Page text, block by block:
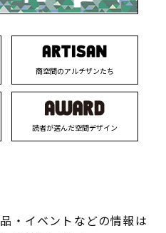
商空間のアルチザンたち
読者が選んだ空間デザイン
・イベントなどの情報は